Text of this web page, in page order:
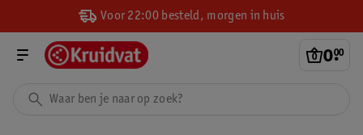
Voor 22:00 besteld, morgen in huis
0.
00